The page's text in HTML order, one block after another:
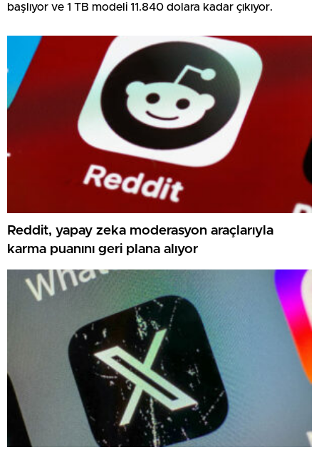
başlıyor ve 1 TB modeli 11.840 dolara kadar çıkıyor.
Reddit, yapay zeka moderasyon araçlarıyla
karma puanını geri plana alıyor